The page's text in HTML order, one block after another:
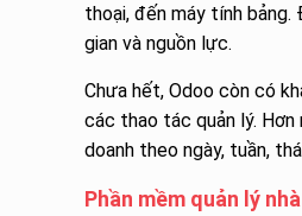
thoại, đến máy tính
gian và nguồn lực.
Chưa hết, Odoo còn có
các thao tác quản lý. Hơn
doanh theo ngày, tuần,
Phần mềm quản lý